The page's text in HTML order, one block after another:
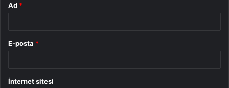
Ad *
E-posta *
İnternet sitesi